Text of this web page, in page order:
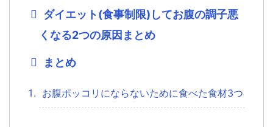
ダイエット(食事制限)してお腹の調子悪
くなる2つの原因まとめ
まとめ
お腹ポッコリにならないために食べた食材3つ